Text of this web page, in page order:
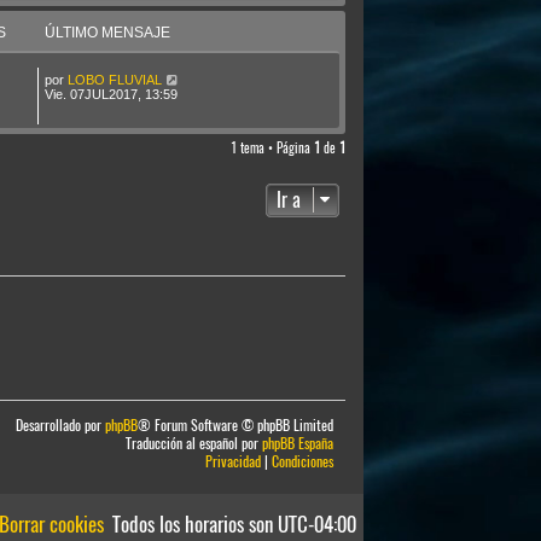
ÚLTIMO MENSAJE
por LOBO FLUVIAL
Vie. 07JUL2017, 13:59
1 tema • Página 1 de 1
Ir a
Desarrollado porphpBB® Forum Software © phpBB Limited
Traducción al español porphpBB España
Privacidad| Condiciones
Todos los horarios son UTC-04:00
Borrar cookies